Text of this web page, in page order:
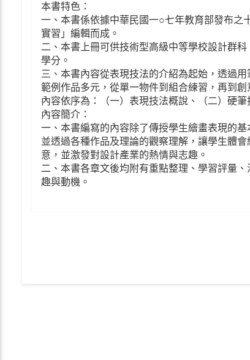
本書特色：
一、本書係依據中華民國一○七年教育部發布之
實習」編輯而成。
二、本書上冊可供技術型高級中等學校設計群
學分。
三、本書內容從表現技法的介紹為起始，透過
範例作品多元，從單一物件到組合練習，再到
內容依序為：（一）表現技法概說、（二）硬
內容簡介：
一、本書編寫的內容除了傳授學生繪畫表現的
並透過各種作品及理論的觀察理解，讓學生體
意，並激發對設計產業的熱情與志趣。
二、本書各章文後均附有重點整理、學習評量
趣與動機。